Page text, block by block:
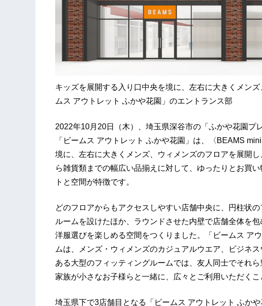
キッズを展開する入り口中央を境に、左右に大きくメン
ムス アウトレット ふかや花園」のエントランス部
2022年10月20日（木）、埼玉県深谷市の「ふかや花園プ
「ビームス アウトレット ふかや花園」は、〈BEAMS
境に、左右に大きくメンズ、ウィメンズのフロアを展開
ら雑貨類までの幅広い品揃えに対して、ゆったりとお買
トと空間が特徴です。
どのフロアからもアクセスしやすい店舗中央に、円柱状
ルームを設けたほか、ラウンドさせた内壁で店舗全体を
洋服選びを楽しめる空間をつくりました。「ビームス ア
ムは、メンズ・ウィメンズのカジュアルウエア、ビジネ
ある大型のフィッティングルームでは、友人同士でそれ
家族が小さなお子様らと一緒に、広々とご利用いただくこ
埼玉県下で3店舗目となる「ビームス アウトレット ふか